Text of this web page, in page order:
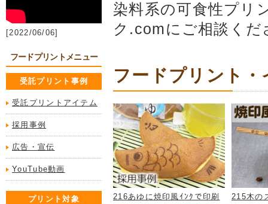
[2022/06/06]
フードプリントメニュー
受託プリント事例
受託プリントアイテム
採用事例
広告・宣伝
YouTube動画
プリント対象
染料系の可食性プリ
ク.comにご相談くだ
フードプリント
216あゆに焼印風ｲﾝｸで印刷 215木の